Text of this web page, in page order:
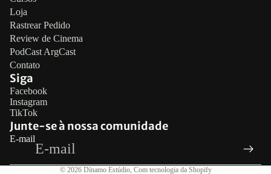
Loja
Rastrear Pedido
Review de Cinema
PodCast ArgCast
Contato
Siga
Facebook
Instagram
TikTok
Junte-se à nossa comunidade
E-mail
© 2026 Dínamo Estúdio, Com tecnologia da Shopify
Termos de serviço
Informações de contato